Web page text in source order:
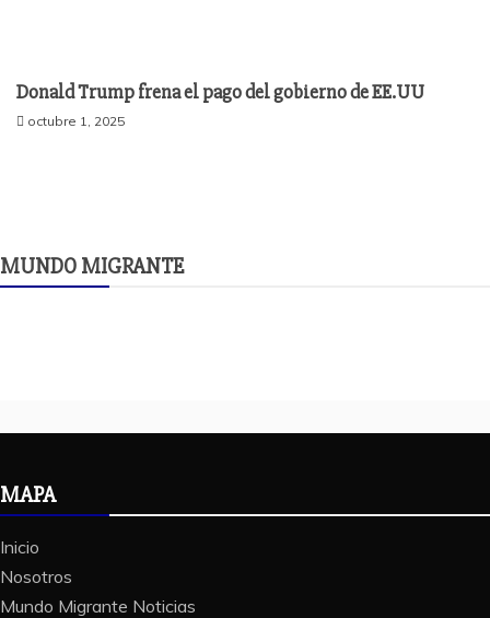
Donald Trump frena el pago del gobierno de EE.UU
octubre 1, 2025
MUNDO MIGRANTE
MAPA
Inicio
Nosotros
Mundo Migrante Noticias